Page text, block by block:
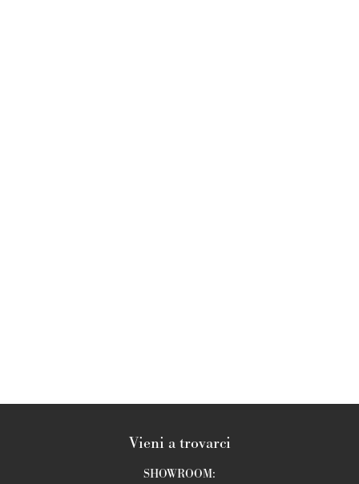
Vieni a trovarci
SHOWROOM: